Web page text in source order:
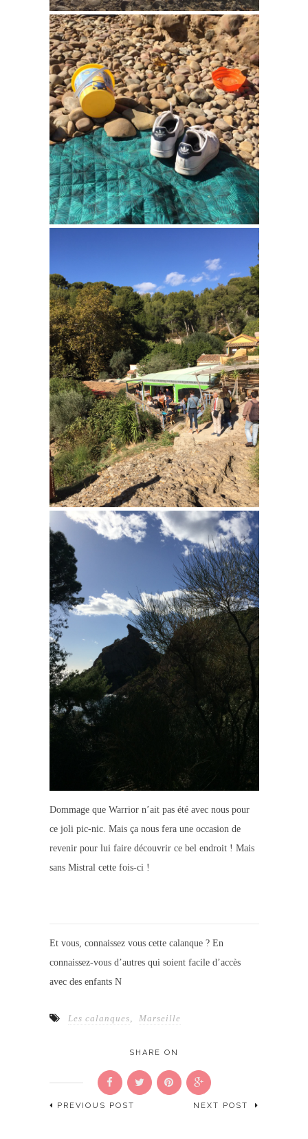
Dommage que Warrior n’ait pas été avec nous pour
ce joli pic-nic. Mais ça nous fera une occasion de
revenir pour lui faire découvrir ce bel endroit ! Mais
sans Mistral cette fois-ci !
Et vous, connaissez vous cette calanque ? En
connaissez-vous d’autres qui soient facile d’accès
avec des enfants N
Les calanques Marseille
SHARE ON
PREVIOUS POST NEXT POST